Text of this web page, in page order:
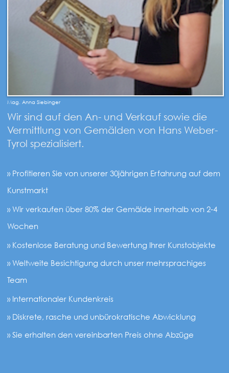
Mag. Anna Siebinger
Wir sind auf den An- und Verkauf sowie die
Vermittlung von Gemälden von Hans Weber-
Tyrol spezialisiert.
» Profitieren Sie von unserer 30jährigen Erfahrung auf dem
Kunstmarkt
» Wir verkaufen über 80% der Gemälde innerhalb von 2-4
Wochen
» Kostenlose Beratung und Bewertung Ihrer Kunstobjekte
» Weltweite Besichtigung durch unser mehrsprachiges
Team
» Internationaler Kundenkreis
» Diskrete, rasche und unbürokratische Abwicklung
» Sie erhalten den vereinbarten Preis ohne Abzüge